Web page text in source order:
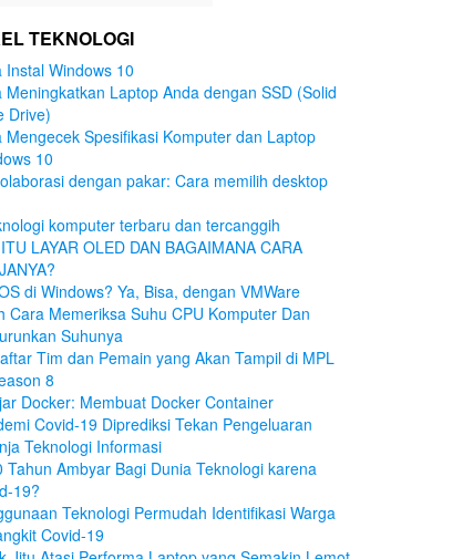
TEKNOLOGI
Instal Windows 10
Meningkatkan Laptop Anda dengan SSD (Solid
Drive)
Mengecek Spesifikasi Komputer dan Laptop
10
dengan pakar: Cara memilih desktop
komputer terbaru dan tercanggih
LAYAR OLED DAN BAGAIMANA CARA
di Windows? Ya, Bisa, dengan VMWare
Cara Memeriksa Suhu CPU Komputer Dan
Suhunya
Tim dan Pemain yang Akan Tampil di MPL
8
Docker: Membuat Docker Container
Covid-19 Diprediksi Tekan Pengeluaran
Teknologi Informasi
Tahun Ambyar Bagi Dunia Teknologi karena
19?
Teknologi Permudah Identifikasi Warga
Covid-19